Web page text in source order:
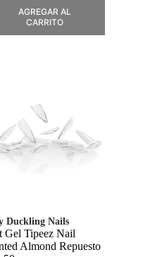
AGREGAR AL
CARRITO
Duckling Nails
Gel Tipeez Nail
Almond Repuesto